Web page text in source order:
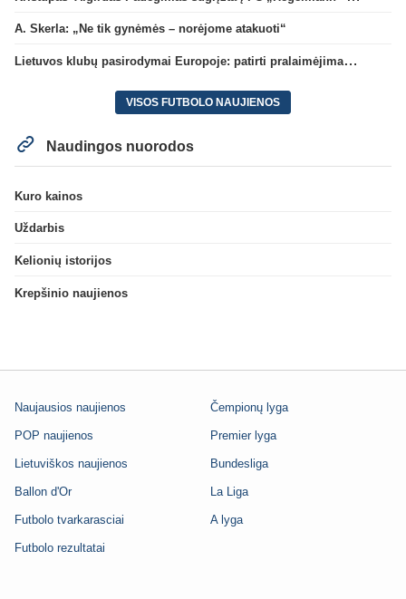
A. Skerla: „Ne tik gynėmės – norėjome atakuoti“
Lietuvos klubų pasirodymai Europoje: patirti pralaimėjimai Kroatijos atstovams
VISOS FUTBOLO NAUJIENOS
Naudingos nuorodos
Kuro kainos
Uždarbis
Kelionių istorijos
Krepšinio naujienos
Naujausios naujienos
POP naujienos
Lietuviškos naujienos
Ballon d'Or
Futbolo tvarkarasciai
Futbolo rezultatai
Čempionų lyga
Premier lyga
Bundesliga
La Liga
A lyga